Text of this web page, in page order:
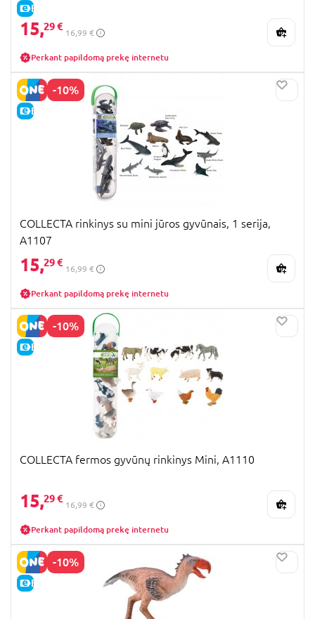
E-KAINA
15,29 €
16,99 €
Perkant papildomą prekę internetu
-10%
E-KAINA
COLLECTA rinkinys su mini jūros gyvūnais, 1 serija,
A1107
15,29 €
16,99 €
Perkant papildomą prekę internetu
-10%
E-KAINA
COLLECTA fermos gyvūnų rinkinys Mini, A1110
15,29 €
16,99 €
Perkant papildomą prekę internetu
-10%
E-KAINA